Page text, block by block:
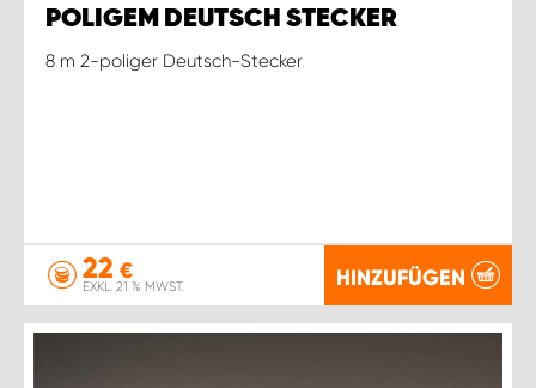
POLIGEM DEUTSCH STECKER
8 m 2-poliger Deutsch-Stecker
22 €
EXKL. 21 % MWST. HINZUFÜGEN